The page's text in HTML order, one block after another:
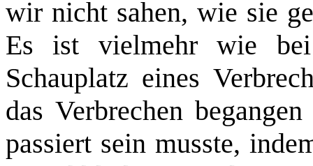
wir nicht sahen, wie sie
Es ist vielmehr wie
Schauplatz eines
das Verbrechen
passiert sein musste,